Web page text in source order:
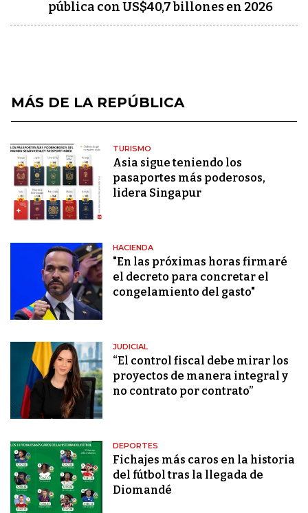
pública con US$40,7 billones en 2026
MÁS DE LA REPÚBLICA
TURISMO
Asia sigue teniendo los
pasaportes más poderosos,
lidera Singapur
HACIENDA
"En las próximas horas firmaré
el decreto para concretar el
congelamiento del gasto"
JUDICIAL
“El control fiscal debe mirar los
proyectos de manera integral y
no contrato por contrato”
DEPORTES
Fichajes más caros en la historia
del fútbol tras la llegada de
Diomandé